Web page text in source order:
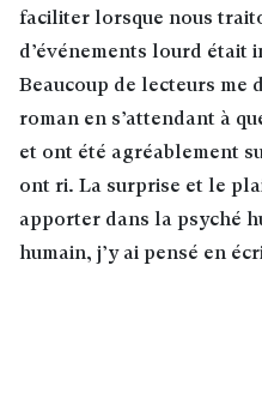
faciliter lorsque nous
d’événements lourd était
Beaucoup de lecteurs me
roman en s’attendant à
et ont été agréablement
ont ri. La surprise et le
apporter dans la psyché
humain, j’y ai pensé en